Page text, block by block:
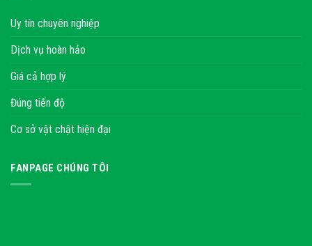
Uy tín chuyên nghiệp
Dịch vụ hoàn hảo
Giá cả hợp lý
Đúng tiến độ
Cơ sở vật chật hiện đại
FANPAGE CHÚNG TÔI